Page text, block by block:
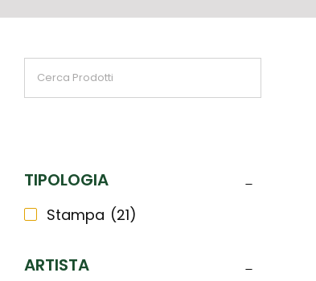
TIPOLOGIA
Stampa (21)
ARTISTA